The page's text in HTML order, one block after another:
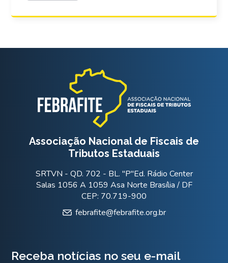
Associação Nacional de Fiscais de
Tributos Estaduais
SRTVN - QD. 702 - BL. "P"Ed. Rádio Center
Salas 1056 A 1059 Asa Norte Brasília / DF
CEP: 70.719-900
febrafite@febrafite.org.br
Receba notícias no seu e-mail